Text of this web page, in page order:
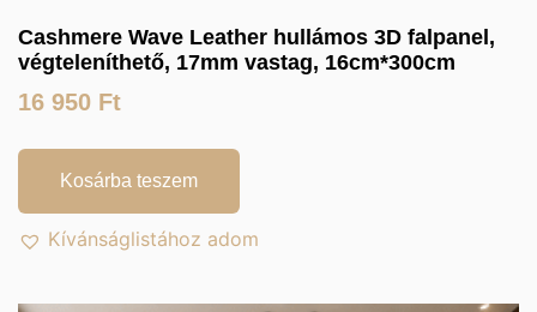
Cashmere Wave Leather hullámos 3D falpanel,
végteleníthető, 17mm vastag, 16cm*300cm
16 950 Ft
Kosárba teszem
Kívánságlistához adom